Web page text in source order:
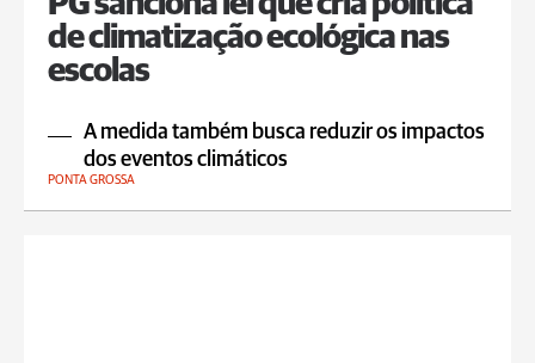
de climatização ecológica nas
escolas
A medida também busca reduzir os impactos
dos eventos climáticos
PONTA GROSSA